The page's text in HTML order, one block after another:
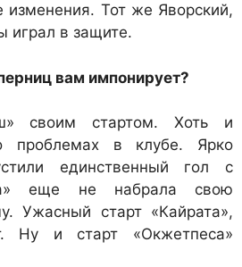
изменения. Тот же Яворский,
играл в защите.
вам импонирует?
своим стартом. Хоть и
проблемах в клубе. Ярко
единственный гол с
еще не набрала свою
Ужасный старт «Кайрата»,
Ну и старт «Окжетпеса»